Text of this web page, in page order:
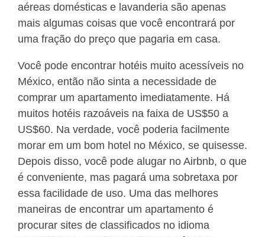
aéreas domésticas e lavanderia são apenas
mais algumas coisas que você encontrará por
uma fração do preço que pagaria em casa.
Você pode encontrar hotéis muito acessíveis no
México, então não sinta a necessidade de
comprar um apartamento imediatamente. Há
muitos hotéis razoáveis na faixa de US$50 a
US$60. Na verdade, você poderia facilmente
morar em um bom hotel no México, se quisesse.
Depois disso, você pode alugar no Airbnb, o que
é conveniente, mas pagará uma sobretaxa por
essa facilidade de uso. Uma das melhores
maneiras de encontrar um apartamento é
procurar sites de classificados no idioma